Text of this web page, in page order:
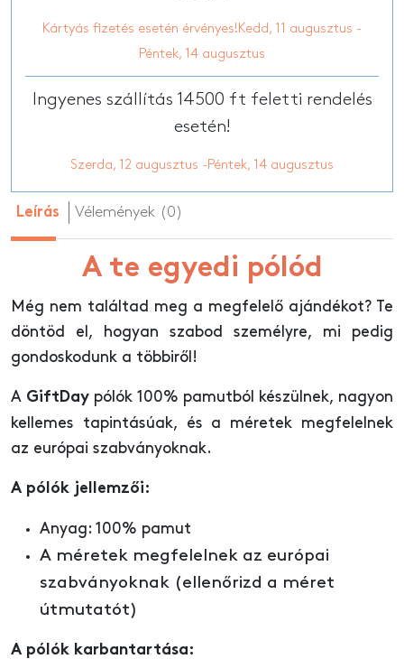
Kártyás fizetés esetén érvényes!Kedd, 11 augusztus -
Péntek, 14 augusztus
Ingyenes szállítás 14500 ft feletti rendelés
esetén!
Szerda, 12 augusztus -Péntek, 14 augusztus
Leírás Vélemények (0)
A te egyedi pólód
Még nem találtad meg a megfelelő ajándékot? Te
döntöd el, hogyan szabod személyre, mi pedig
gondoskodunk a többiről!
A GiftDay pólók 100% pamutból készülnek, nagyon
kellemes tapintásúak, és a méretek megfelelnek
az európai szabványoknak.
A pólók jellemzői:
Anyag: 100% pamut
A méretek megfelelnek az európai
szabványoknak (ellenőrizd a méret
útmutatót)
A pólók karbantartása: